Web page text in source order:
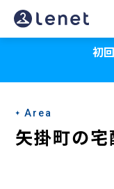
矢
掛
の
宅
配
初
Area
矢掛町の